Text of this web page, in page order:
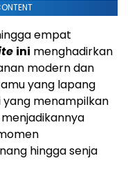
empat
ini menghadirkan
modern dan
yang lapang
menampilkan
menjadikannya
hingga senja